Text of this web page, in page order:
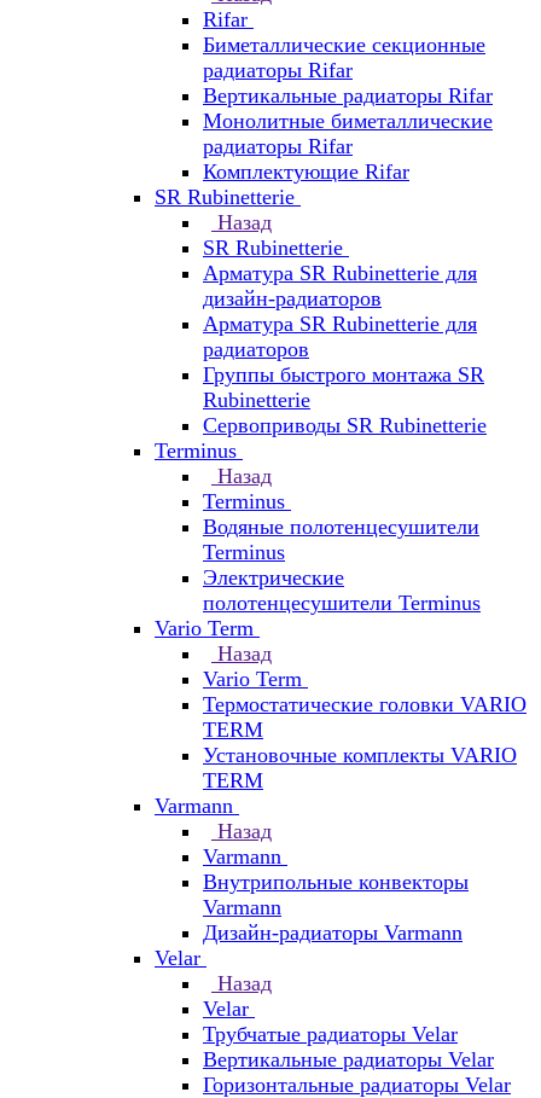
Rifar
Биметаллические секционные
радиаторы Rifar
Вертикальные радиаторы Rifar
Монолитные биметаллические
радиаторы Rifar
Комплектующие Rifar
SR Rubinetterie
Назад
SR Rubinetterie
Арматура SR Rubinetterie для
дизайн-радиаторов
Арматура SR Rubinetterie для
радиаторов
Группы быстрого монтажа SR
Rubinetterie
Сервоприводы SR Rubinetterie
Terminus
Назад
Terminus
Водяные полотенцесушители
Terminus
Электрические
полотенцесушители Terminus
Vario Term
Назад
Vario Term
Термостатические головки VARIO
TERM
Установочные комплекты VARIO
TERM
Varmann
Назад
Varmann
Внутрипольные конвекторы
Varmann
Дизайн-радиаторы Varmann
Velar
Назад
Velar
Трубчатые радиаторы Velar
Вертикальные радиаторы Velar
Горизонтальные радиаторы Velar